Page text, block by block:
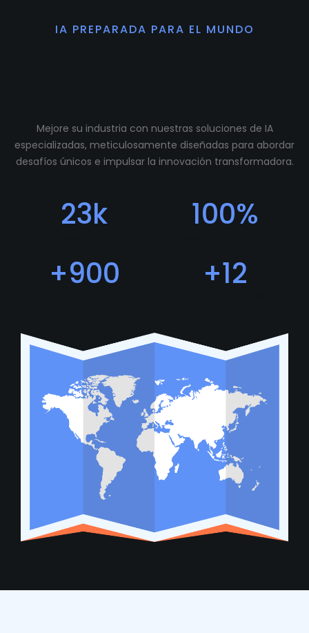
IA PREPARADA PARA EL MUNDO
Mejore su industria con nuestras soluciones de IA
especializadas, meticulosamente diseñadas para abordar
desafíos únicos e impulsar la innovación transformadora.
23k 100%
+900 +12